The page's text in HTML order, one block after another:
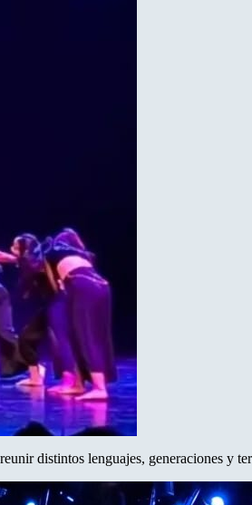
distintos lenguajes, generaciones y